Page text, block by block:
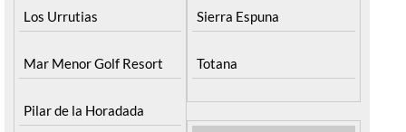
Los Urrutias
Mar Menor Golf Resort
Pilar de la Horadada
Sierra Espuna
Totana